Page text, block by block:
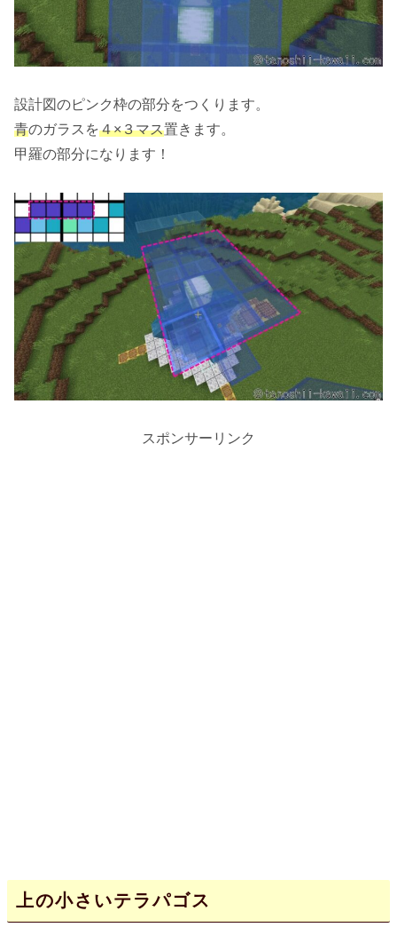
設計図のピンク枠の部分をつくります。
青のガラスを４×３マス置きます。
甲羅の部分になります！
スポンサーリンク
上の小さいテラパゴス